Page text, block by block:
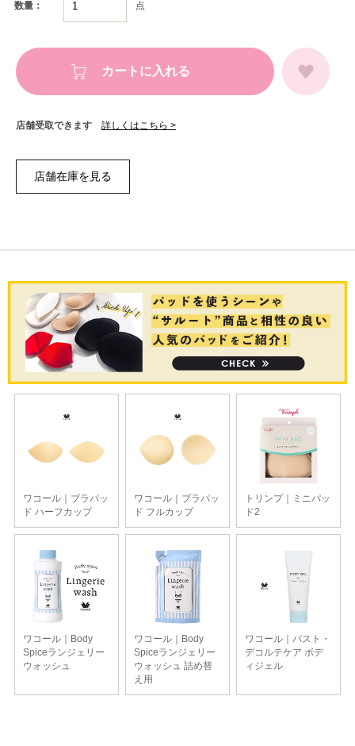
数量： 点
カートに入れる
店舗受取できます 詳しくはこちら >